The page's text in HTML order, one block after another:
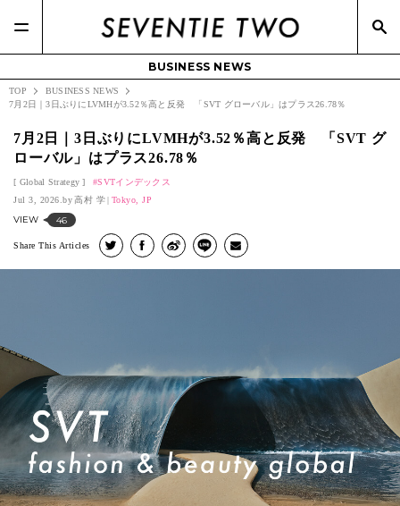
BUSINESS NEWS
TOP
BUSINESS NEWS
7月2日｜3日ぶりにLVMHが3.52％高と反発 「SVT グローバル」はプラス26.78％
7月2日｜3日ぶりにLVMHが3.52％高と反発 「SVT グ
ローバル」はプラス26.78％
Global Strategy
SVTインデックス
Jul 3, 2026.
高村 学 Tokyo, JP
VIEW 46
Share This Articles